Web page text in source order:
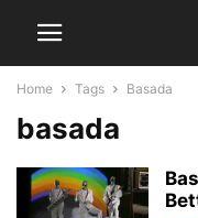
Home Tags Basada
basada